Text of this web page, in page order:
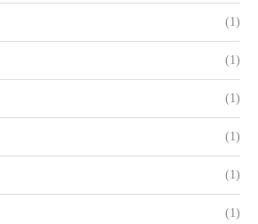
(1)
(1)
(1)
(1)
(1)
(1)